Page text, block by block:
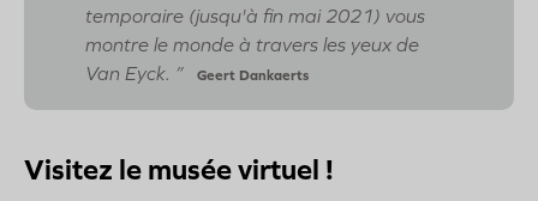
temporaire (jusqu'à fin mai 2021) vous
montre le monde à travers les yeux de
Van Eyck.
Geert Dankaerts
Visitez le musée virtuel !